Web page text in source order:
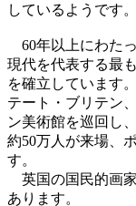
しているようです。
60年以上にわた
現代を代表する最
を確立しています
テート・ブリテン
ン美術館を巡回し
約50万人が来場、
す。
英国の国民的画
あります。